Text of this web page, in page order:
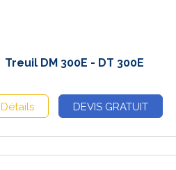
Treuil DM 300E - DT 300E
Détails DEVIS GRATUIT